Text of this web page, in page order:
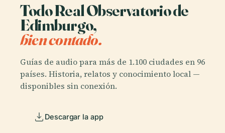
Todo Real Observatorio de
Edimburgo,
bien contado.
Guías de audio para más de 1.100 ciudades en 96
países. Historia, relatos y conocimiento local —
disponibles sin conexión.
Descargar la app